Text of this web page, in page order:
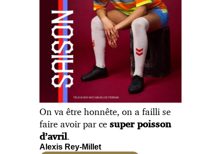
On va être honnête, on a failli se
faire avoir par cesuper poisson
d’avril.
Alexis Rey-Millet